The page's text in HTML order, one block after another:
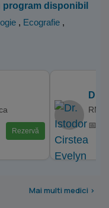
program disponibil
, Ecografie ,
Rezervă
Dr.
📅
Mai multi medici >